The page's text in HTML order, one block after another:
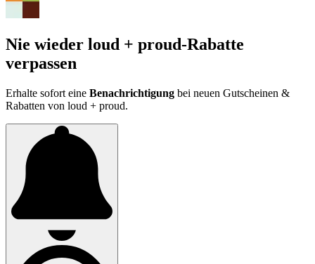
Nie wieder loud + proud-Rabatte
verpassen
Erhalte sofort eine Benachrichtigung bei neuen Gutscheinen &
Rabatten von loud + proud.